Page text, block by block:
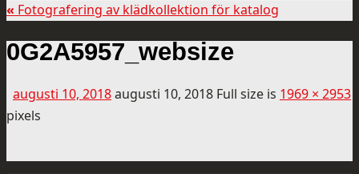
« Fotografering av klädkollektion för katalog
0G2A5957_websize
augusti 10, 2018augusti 10, 2018 Full size is 1969 × 2953
pixels